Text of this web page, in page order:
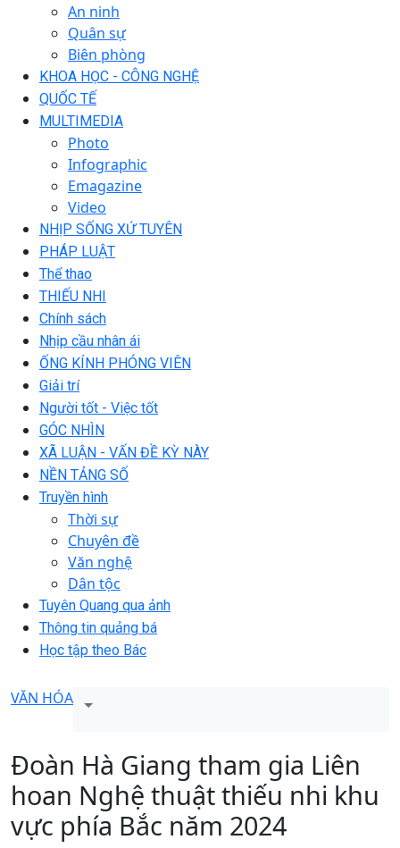
An ninh
Quân sự
Biên phòng
KHOA HỌC - CÔNG NGHỆ
QUỐC TẾ
MULTIMEDIA
Photo
Infographic
Emagazine
Video
NHỊP SỐNG XỨ TUYÊN
PHÁP LUẬT
Thể thao
THIẾU NHI
Chính sách
Nhịp cầu nhân ái
ỐNG KÍNH PHÓNG VIÊN
Giải trí
Người tốt - Việc tốt
GÓC NHÌN
XÃ LUẬN - VẤN ĐỀ KỲ NÀY
NỀN TẢNG SỐ
Truyền hình
Thời sự
Chuyên đề
Văn nghệ
Dân tộc
Tuyên Quang qua ảnh
Thông tin quảng bá
Học tập theo Bác
VĂN HÓA
Đoàn Hà Giang tham gia Liên
hoan Nghệ thuật thiếu nhi khu
vực phía Bắc năm 2024